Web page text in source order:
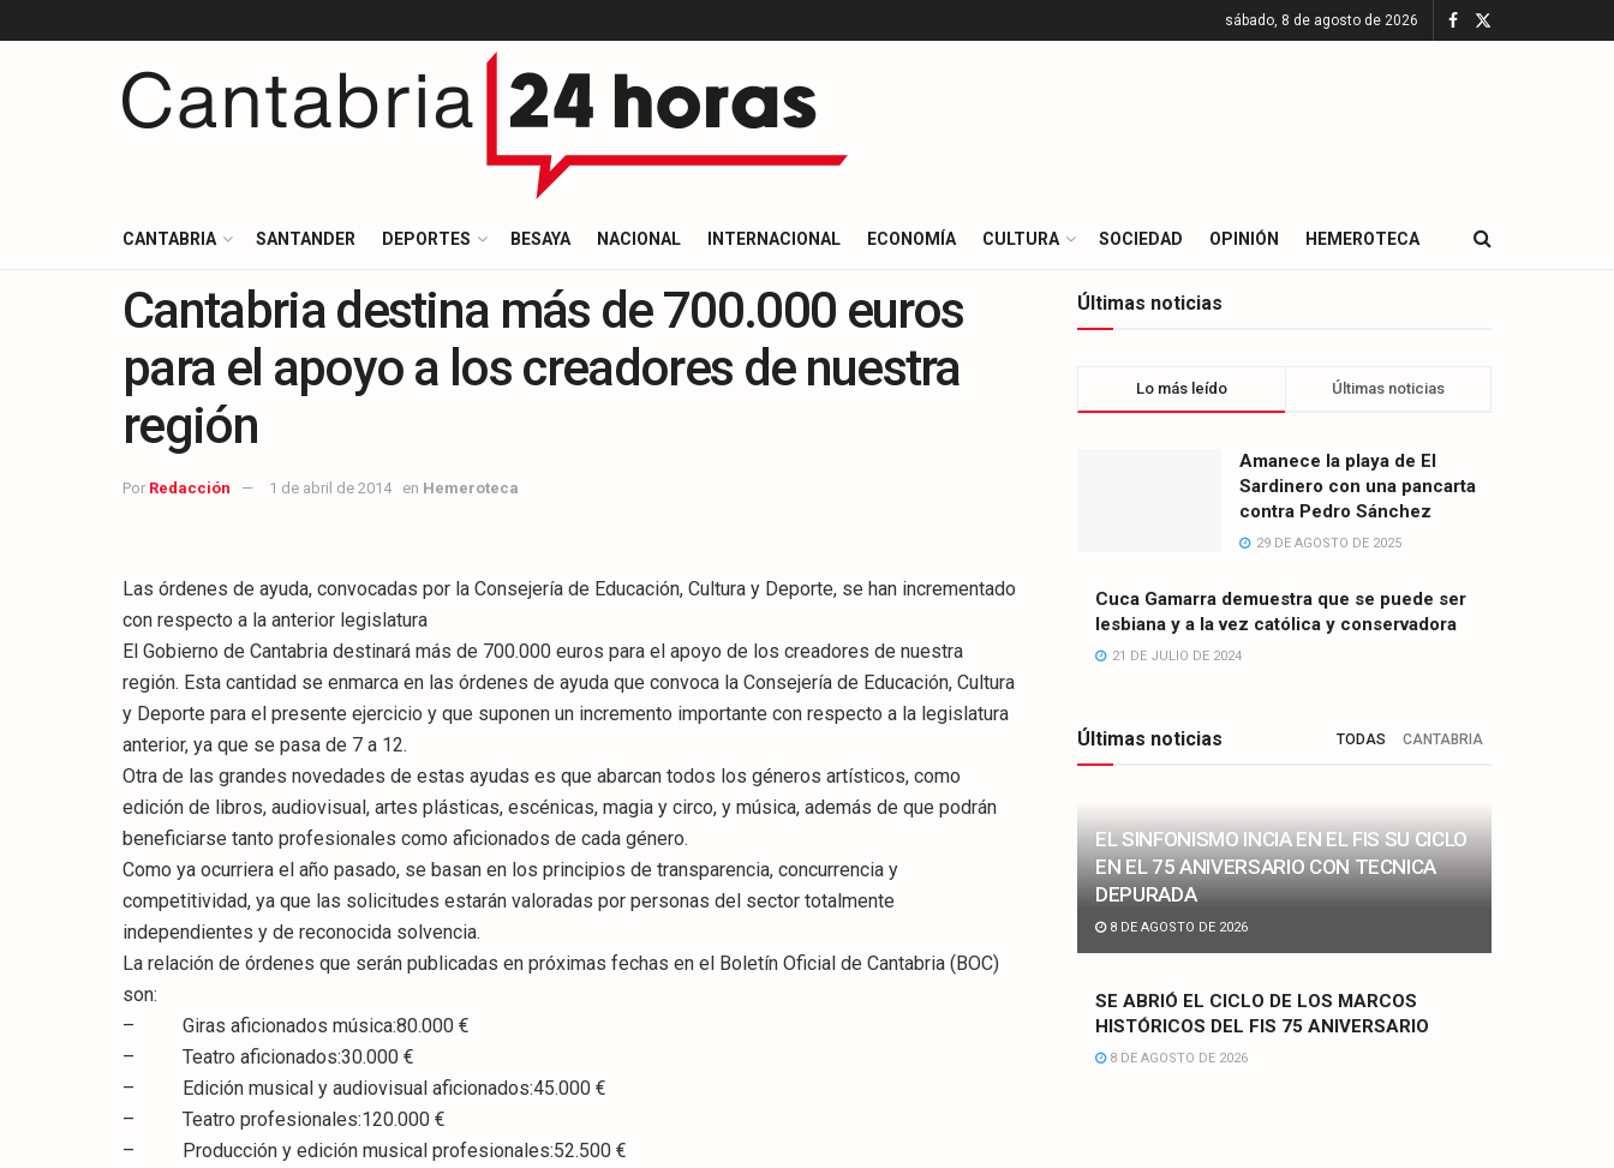
sábado, 8 de agosto de 2026
CANTABRIA SANTANDER DEPORTES BESAYA NACIONAL INTERNACIONAL ECONOMÍA CULTURA SOCIEDAD OPINIÓN HEMEROTECA
Cantabria destina más de 700.000 euros
para el apoyo a los creadores de nuestra
región
Por Redacción 1 de abril de 2014 en Hemeroteca
Las órdenes de ayuda, convocadas por la Consejería de Educación, Cultura y Deporte, se han incrementado
con respecto a la anterior legislatura
El Gobierno de Cantabria destinará más de 700.000 euros para el apoyo de los creadores de nuestra
región. Esta cantidad se enmarca en las órdenes de ayuda que convoca la Consejería de Educación, Cultura
y Deporte para el presente ejercicio y que suponen un incremento importante con respecto a la legislatura
anterior, ya que se pasa de 7 a 12.
Otra de las grandes novedades de estas ayudas es que abarcan todos los géneros artísticos, como
edición de libros, audiovisual, artes plásticas, escénicas, magia y circo, y música, además de que podrán
beneficiarse tanto profesionales como aficionados de cada género.
Como ya ocurriera el año pasado, se basan en los principios de transparencia, concurrencia y
competitividad, ya que las solicitudes estarán valoradas por personas del sector totalmente
independientes y de reconocida solvencia.
La relación de órdenes que serán publicadas en próximas fechas en el Boletín Oficial de Cantabria (BOC)
son:
– Giras aficionados música:80.000 €
– Teatro aficionados:30.000 €
– Edición musical y audiovisual aficionados:45.000 €
– Teatro profesionales:120.000 €
– Producción y edición musical profesionales:52.500 €
Últimas noticias
Lo más leído Últimas noticias
Amanece la playa de El
Sardinero con una pancarta
contra Pedro Sánchez
29 DE AGOSTO DE 2025
Cuca Gamarra demuestra que se puede ser
lesbiana y a la vez católica y conservadora
21 DE JULIO DE 2024
Últimas noticias TODAS CANTABRIA
EL SINFONISMO INCIA EN EL FIS SU CICLO
EN EL 75 ANIVERSARIO CON TECNICA
DEPURADA
8 DE AGOSTO DE 2026
SE ABRIÓ EL CICLO DE LOS MARCOS
HISTÓRICOS DEL FIS 75 ANIVERSARIO
8 DE AGOSTO DE 2026